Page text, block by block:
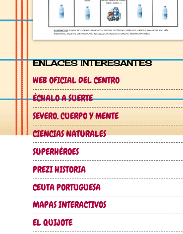
ENLACES INTERESANTES
WEB OFICIAL DEL CENTRO
ÉCHALO A SUERTE
SEVERO, CUERPO Y MENTE
CIENCIAS NATURALES
SUPERHÉROES
PREZI HISTORIA
CEUTA PORTUGUESA
MAPAS INTERACTIVOS
EL QUIJOTE